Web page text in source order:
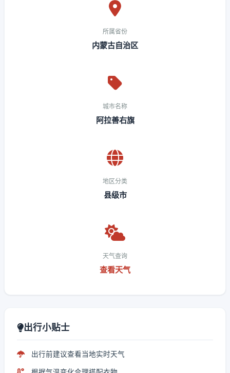
所属省份
内蒙古自治区
城市名称
阿拉善右旗
地区分类
县级市
天气查询
查看天气
出行小贴士
出行前建议查看当地实时天气